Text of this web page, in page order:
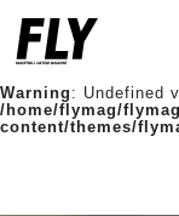
Warning: Undefined
/home/flymag/
content/themes/
Warning : Undefined
/home/flymag/
content/themes/